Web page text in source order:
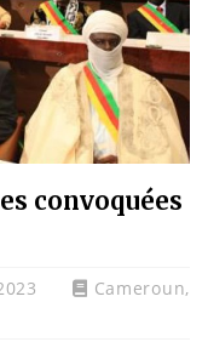
Aliko
convoquées
Cameroun,